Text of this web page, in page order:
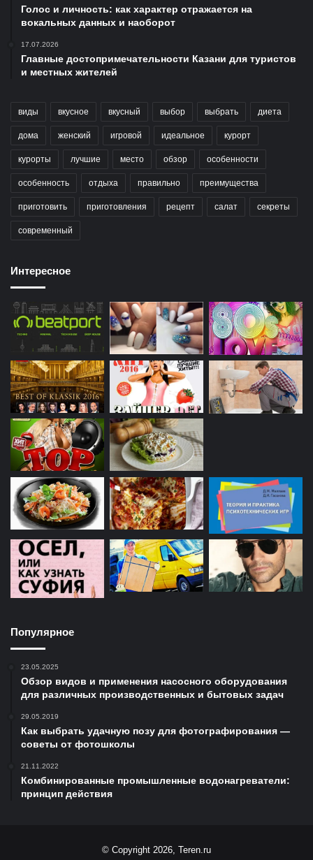
Голос и личность: как характер отражается на
вокальных данных и наоборот
17.07.2026
Главные достопримечательности Казани для туристов
и местных жителей
виды вкусное вкусный выбор выбрать диета
дома женский игровой идеальное курорт
курорты лучшие место обзор особенности
особенность отдыха правильно преимущества
приготовить приготовления рецепт салат секреты
современный
Интересное
Популярное
23.05.2025
Обзор видов и применения насосного оборудования
для различных производственных и бытовых задач
29.05.2019
Как выбрать удачную позу для фотографирования —
советы от фотошколы
21.11.2022
Комбинированные промышленные водонагреватели:
принцип действия
© Copyright 2026, Teren.ru